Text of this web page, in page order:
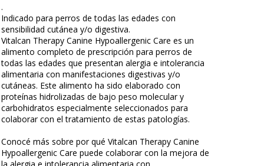
.
Indicado para perros de todas las edades con
sensibilidad cutánea y/o digestiva.
Vitalcan Therapy Canine Hypoallergenic Care es un
alimento completo de prescripción para perros de
todas las edades que presentan alergia e intolerancia
alimentaria con manifestaciones digestivas y/o
cutáneas. Este alimento ha sido elaborado con
proteínas hidrolizadas de bajo peso molecular y
carbohidratos especialmente seleccionados para
colaborar con el tratamiento de estas patologías.
Conocé más sobre por qué Vitalcan Therapy Canine
Hypoallergenic Care puede colaborar con la mejora de
la alergia e intolerancia alimentaria con